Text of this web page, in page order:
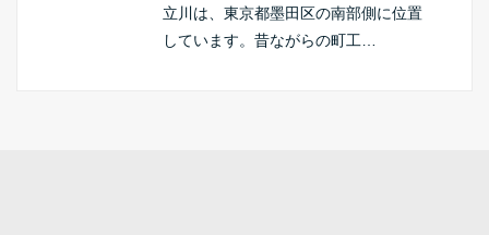
立川は、東京都墨田区の南部側に位置
しています。昔ながらの町工…